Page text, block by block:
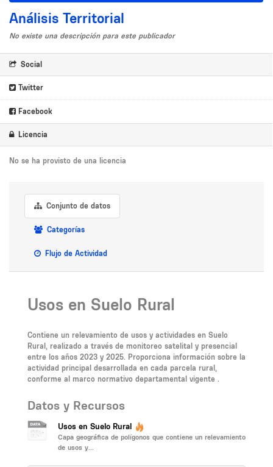
Análisis Territorial
No existe una descripción para este publicador
Social
Twitter
Facebook
Licencia
No se ha provisto de una licencia
Conjunto de datos
Categorías
Flujo de Actividad
Usos en Suelo Rural
Contiene un relevamiento de usos y actividades en Suelo
Rural, realizado a través de monitoreo satelital y presencial
entre los años 2023 y 2025. Proporciona información sobre la
actividad principal desarrollada en cada parcela rural,
conforme al marco normativo departamental vigente .
Datos y Recursos
Usos en Suelo Rural
Capa geográfica de polígonos que contiene un relevamiento
de usos y...